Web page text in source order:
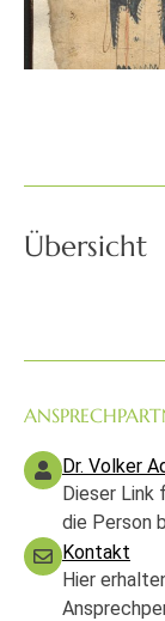
Übersicht
Dr. Volker
Dieser Link
die Person
Kontakt
Hier